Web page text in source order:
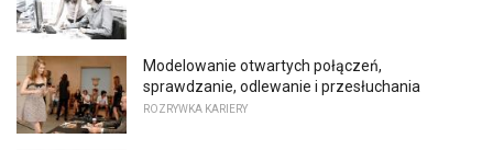
Modelowanie otwartych połączeń,
sprawdzanie, odlewanie i przesłuchania
ROZRYWKA KARIERY